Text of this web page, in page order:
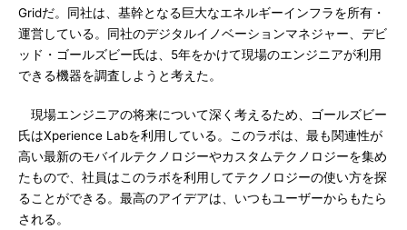
Gridだ。同社は、基幹となる巨大なエネルギーインフラを所有・
運営している。同社のデジタルイノベーションマネジャー、デビ
ッド・ゴールズビー氏は、5年をかけて現場のエンジニアが利用
できる機器を調査しようと考えた。
現場エンジニアの将来について深く考えるため、ゴールズビー
氏はXperience Labを利用している。このラボは、最も関連性が
高い最新のモバイルテクノロジーやカスタムテクノロジーを集め
たもので、社員はこのラボを利用してテクノロジーの使い方を探
ることができる。最高のアイデアは、いつもユーザーからもたら
される。